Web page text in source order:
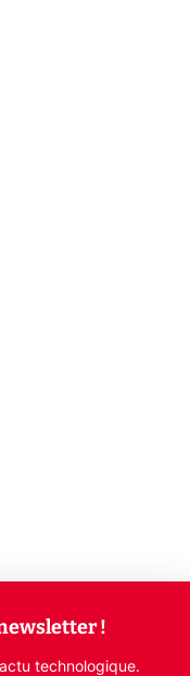
!
technologique.